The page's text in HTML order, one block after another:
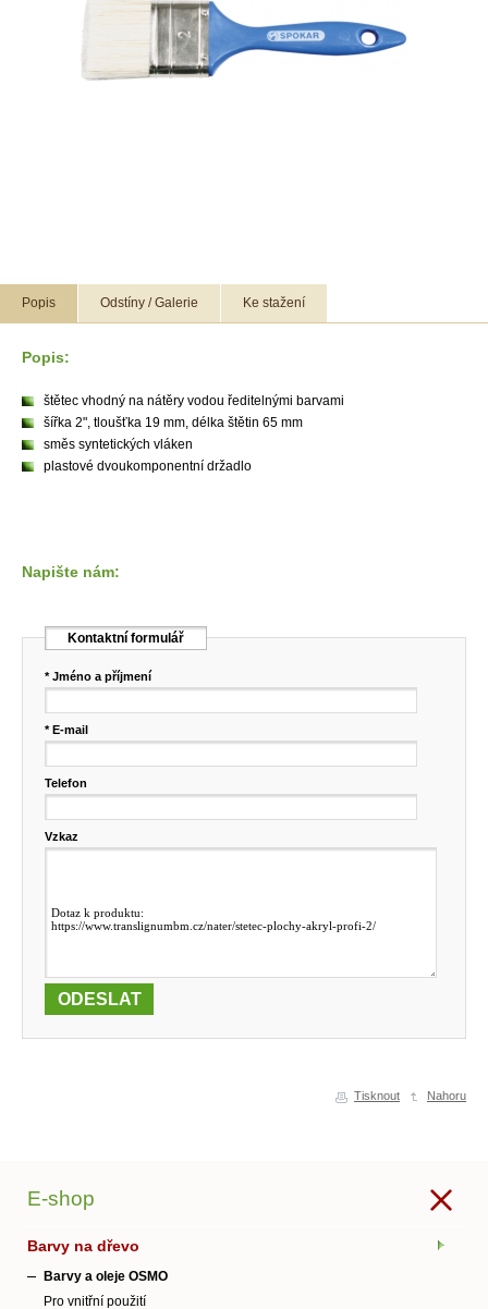
Popis Odstíny / Galerie Ke stažení
Popis:
štětec vhodný na nátěry vodou ředitelnými barvami
šířka 2", tloušťka 19 mm, délka štětin 65 mm
směs syntetických vláken
plastové dvoukomponentní držadlo
Napište nám:
Kontaktní formulář
* Jméno a příjmení
* E-mail
Telefon
Vzkaz
Tisknout Nahoru
E-shop
Barvy na dřevo
Barvy a oleje OSMO
Pro vnitřní použití